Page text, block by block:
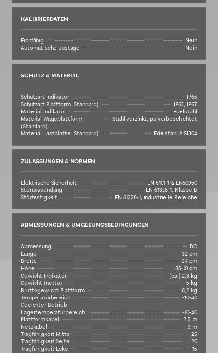
KALIBRIERDATEN
Eichfähig
Nein
Automatische Justage
Nein
SCHUTZ & MATERIAL
Schutzart Indikator
IP65
Schutzart Plattform (Standard)
IP65, IP67
Material Indikator
Edelstahl
Material Wägeplattform
(Standard)
Stahl verzinkt, pulverbeschichtet
Material Lastplatte (Standard)
Edelstahl AISI304
ZULASSUNGEN & NORMEN
Elektrische Sicherheit
EN 6101-1 & EN60950
Störaussendung
EN 61326-1, Klasse B
Störfestigkeit
EN 61326-1, industrielle Bereiche
ABMESSUNGEN & UMGEBUNGSBEDINGUNGEN
Abmessung
DC
Länge
32 cm
Breite
24 cm
Höhe
85-10 cm
Gewicht Indikator
(ca.) 2,3 kg
Gewicht (netto)
5 kg
Bruttogewicht Plattform
6,2 kg
Temperaturbereich
Geeichter Betrieb
-10-40
Lagertemperaturbereich
-10-40
Plattformkabel
2,5 m
Netzkabel
3 m
Tragfähigkeit Mitte
25
Tragfähigkeit Seite
20
Tragfähigkeit Ecke
15